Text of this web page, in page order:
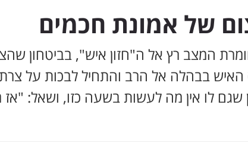
של אמונת חכמים
המצב רץ אל ה"חזון איש", בביטחון
האיש בבהלה אל הרב והתחיל לבכות על
שגם לו אין מה לעשות בשעה כזו, ושאל: